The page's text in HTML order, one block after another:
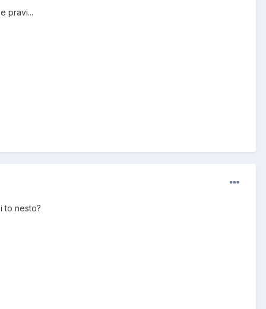
pravi...
to nesto?